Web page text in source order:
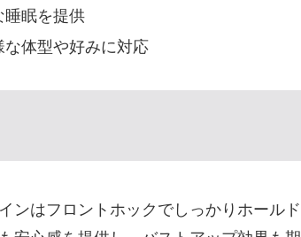
睡眠を提供
体型や好みに対応
ンはフロントホックでしっかりホールド